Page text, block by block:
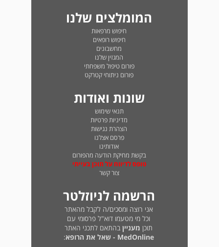
המומלצים שלנו
חיפוש מרפאות
חיפוש רופאים
מחשבונים
המגזין שלנו
פורום טיפול משפחתי
פורום ניתוחי קטרקט
שונות ואודות
תנאי שימוש
מדיניות פרטיות
הצהרת נגישות
פרסם אצלנו
אודותינו
בקשת מחיקת הודעה מהפורום
טופס לדיווח על תוכן בעייתי
צור קשר
הרשמה לניוזלטר
אני רוצה ומסכים/ה לקבל מהאתר
וכל מי מטעמו דוא"ל פרסומי עם
תוכן מעניין בהתאם לתכני האתר
MedOnline - שאל את הרופא
: